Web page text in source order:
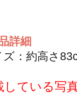
詳細
ズ：約高さ
している写